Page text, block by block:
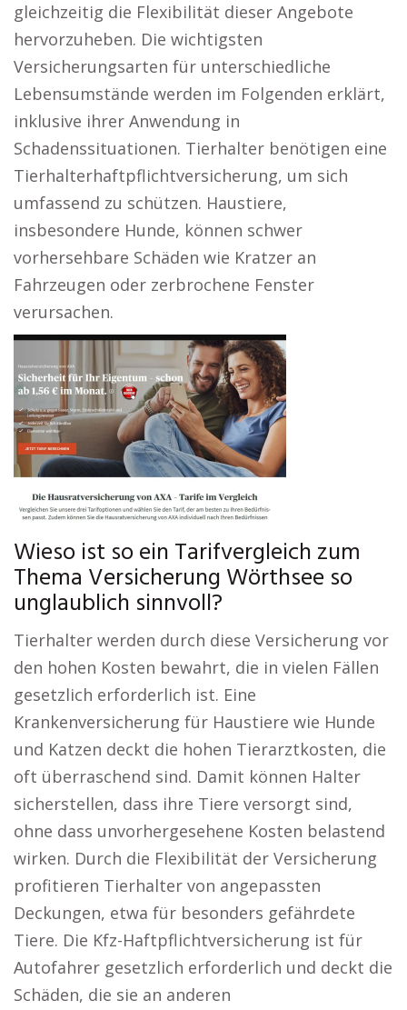
gleichzeitig die Flexibilität dieser Angebote
hervorzuheben. Die wichtigsten
Versicherungsarten für unterschiedliche
Lebensumstände werden im Folgenden erklärt,
inklusive ihrer Anwendung in
Schadenssituationen. Tierhalter benötigen eine
Tierhalterhaftpflichtversicherung, um sich
umfassend zu schützen. Haustiere,
insbesondere Hunde, können schwer
vorhersehbare Schäden wie Kratzer an
Fahrzeugen oder zerbrochene Fenster
verursachen.
Wieso ist so ein Tarifvergleich zum
Thema Versicherung Wörthsee so
unglaublich sinnvoll?
Tierhalter werden durch diese Versicherung vor
den hohen Kosten bewahrt, die in vielen Fällen
gesetzlich erforderlich ist. Eine
Krankenversicherung für Haustiere wie Hunde
und Katzen deckt die hohen Tierarztkosten, die
oft überraschend sind. Damit können Halter
sicherstellen, dass ihre Tiere versorgt sind,
ohne dass unvorhergesehene Kosten belastend
wirken. Durch die Flexibilität der Versicherung
profitieren Tierhalter von angepassten
Deckungen, etwa für besonders gefährdete
Tiere. Die Kfz-Haftpflichtversicherung ist für
Autofahrer gesetzlich erforderlich und deckt die
Schäden, die sie an anderen